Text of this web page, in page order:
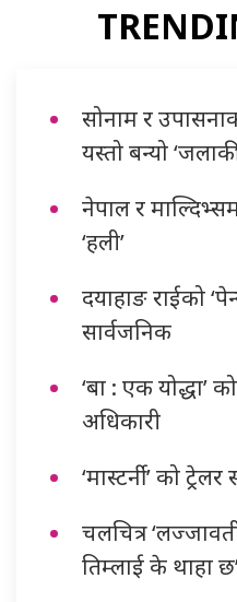
सोनाम र
यस्तो बन्यो
नेपाल र
‘हली’
दयाहाङ राईको
सार्वजनिक
‘बा : एक योद्धा’
अधिकारी
‘मास्टर्नी’ को
चलचित्र
तिम्लाई के थाहा